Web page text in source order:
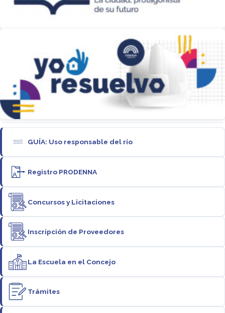
GUÍA: Uso responsable del río
Registro PRODENNA
Concursos y Licitaciones
Inscripción de Proveedores
La Escuela en el Concejo
Trámites